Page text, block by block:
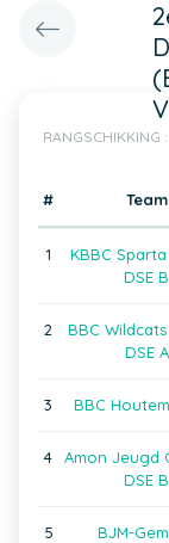
RANGSCHIKKING
# Team
1
KBBC
DSE B
2
BBC
DSE A
3 BBC
4
Amon Jeugd
DSE B
5
BJM-